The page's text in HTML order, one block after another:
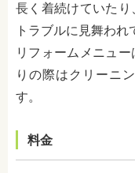
長く着続けていた
トラブルに見舞われ
リフォームメニュ
りの際はクリーニ
す。
料金